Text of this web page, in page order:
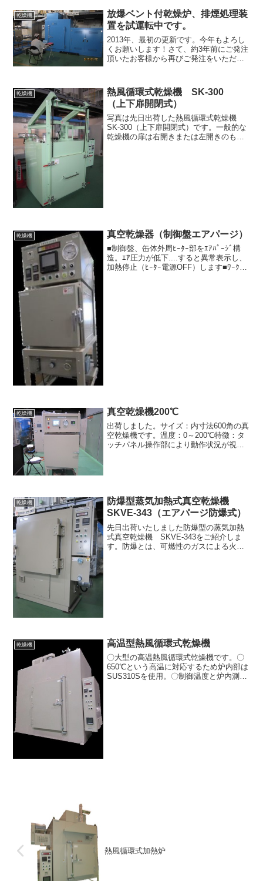
乾燥機
放爆ベント付乾燥炉、排煙処理装
置を試運転中です。
2013年、最初の更新です。今年もよろし
くお願いします！さて、約3年前にご発注
頂いたお客様から再びご発注をいただく
頂ける喜びはまた格別です！この装置は
ワークの中に含まれ...
乾燥機
熱風循環式乾燥機 SK-300
（上下扉開閉式）
写真は先日出荷した熱風循環式乾燥機
SK-300（上下扉開閉式）です。一般的な
乾燥機の扉は右開きまたは左開きのもの
乾燥機 真空乾燥器（制御盤エアパージ）
■制御盤、缶体外周ﾋｰﾀｰ部をｴｱﾊﾟｰｼﾞ構
造。ｴｱ圧力が低下....すると異常表示し、
加熱停止（ﾋｰﾀｰ電源OFF）します■ﾜｰｸ温
乾燥機 真空乾燥機200℃
出荷しました。サイズ：内寸法600角の真
空乾燥機です。温度：0～200℃特徴：タ
ッチパネル操作部により動作状況が視覚
乾燥機
防爆型蒸気加熱式真空乾燥機
SKVE-343（エアパージ防爆式）
先日出荷いたしました防爆型の蒸気加熱
式真空乾燥機 SKVE-343をご紹介しま
す。防爆とは、可燃性のガスによる火
乾燥機 高温型熱風循環式乾燥機
〇大型の高温熱風循環式乾燥機です。〇
650℃という高温に対応するため炉内部は
SUS310Sを使用。〇制御温度と炉内測定
熱風循環式加熱炉